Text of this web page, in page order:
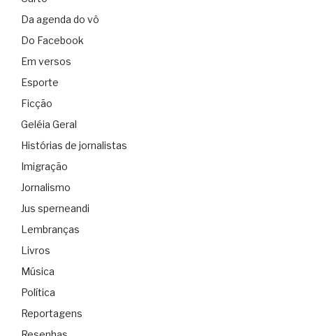
Da agenda do vô
Do Facebook
Em versos
Esporte
Ficção
Geléia Geral
Histórias de jornalistas
Imigração
Jornalismo
Jus sperneandi
Lembranças
Livros
Música
Política
Reportagens